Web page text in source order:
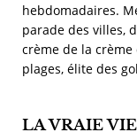
hebdomadaires.
parade des villes,
crème de la crème
plages, élite des
LA VRAIE